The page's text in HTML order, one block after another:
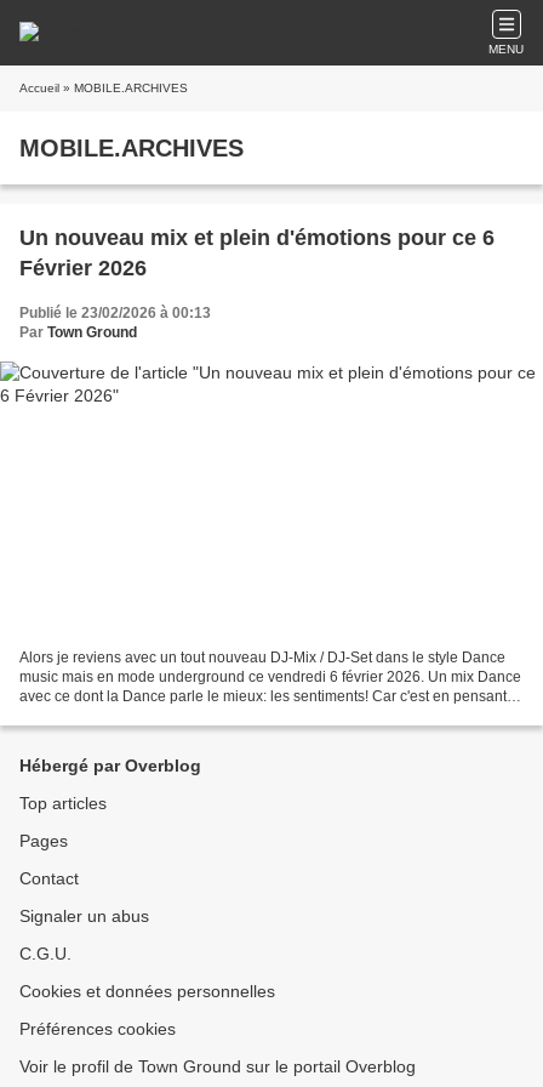
MENU
Accueil » MOBILE.ARCHIVES
MOBILE.ARCHIVES
Un nouveau mix et plein d'émotions pour ce 6
Février 2026
Publié le 23/02/2026 à 00:13
Par Town Ground
Alors je reviens avec un tout nouveau DJ-Mix / DJ-Set dans le style Dance
music mais en mode underground ce vendredi 6 février 2026. Un mix Dance
avec ce dont la Dance parle le mieux: les sentiments! Car c'est en pensant à
Hébergé par Overblog
Top articles
Pages
Contact
Signaler un abus
C.G.U.
Cookies et données personnelles
Préférences cookies
Voir le profil de Town Ground sur le portail Overblog